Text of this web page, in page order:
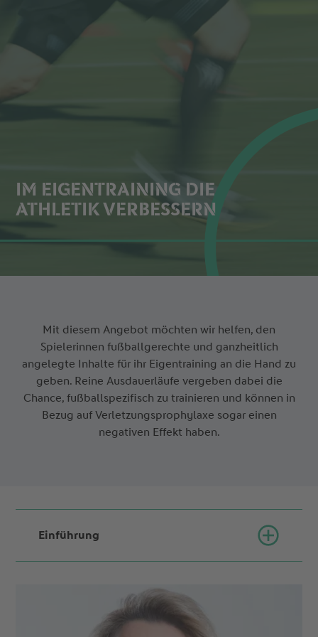
IM EIGENTRAINING DIE
ATHLETIK VERBESSERN
Mit diesem Angebot möchten wir helfen, den
Spielerinnen fußballgerechte und ganzheitlich
angelegte Inhalte für ihr Eigentraining an die Hand zu
geben. Reine Ausdauerläufe vergeben dabei die
Chance, fußballspezifisch zu trainieren und können in
Bezug auf Verletzungsprophylaxe sogar einen
negativen Effekt haben.
Einführung
Bedingt durch die Pandemie können viele Teams
aktuell nicht trainieren. Nichtsdestotrotz ist es